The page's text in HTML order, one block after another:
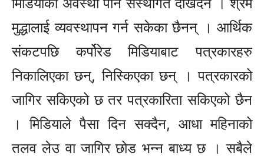
मुद्धालाई व्यवस्थापन गर्न सकेका छैनन् । आर्थिक
संकटपछि कर्पोरेड मिडियाबाट पत्रकारहरु
निकालिएका छन्, निस्किएका छन् । पत्रकारको
जागिर सकिएको छ तर पत्रकारिता सकिएको छैन
। मिडियाले पैसा दिन सक्दैन, आधा महिनाको
तलव लेउ वा जागिर छोड भन्न बाध्य छ । सबैले